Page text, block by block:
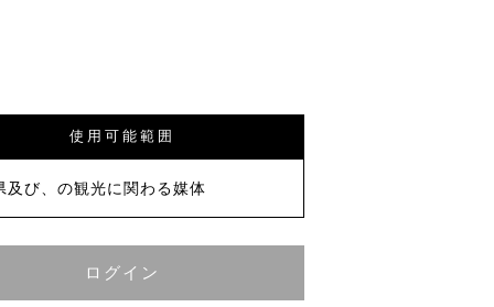
使用可能範囲
及び、の観光に関わる媒体
ログイン